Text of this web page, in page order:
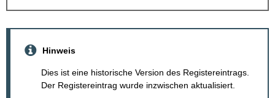
Hinweis
Dies ist eine historische Version des Registereintrags.
Der Registereintrag wurde inzwischen aktualisiert.